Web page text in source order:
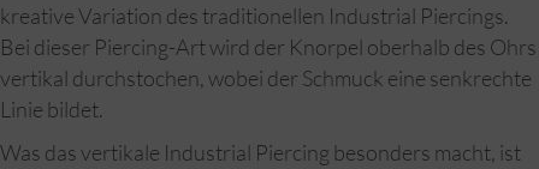
kreative Variation des traditionellen Industrial Piercings.
Bei dieser Piercing-Art wird der Knorpel oberhalb des Ohrs
vertikal durchstochen, wobei der Schmuck eine senkrechte
Linie bildet.
Was das vertikale Industrial Piercing besonders macht, ist